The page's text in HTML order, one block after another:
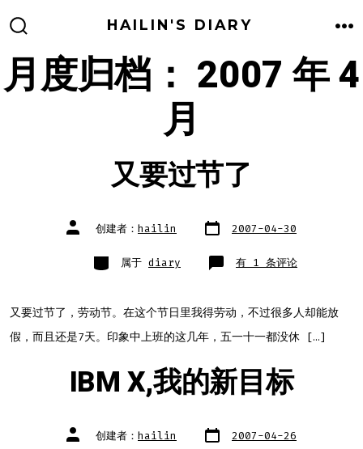
容
开
关
HAILIN'S DIARY
月度归档： 2007 年 4
月
又要过节了
文
章 创建者： hailin 文
章
2007-04-30
类
别 属于 diary 又
要
有 1 条评论
又要过节了，劳动节。在这个节日里我得劳动，不过很多人却能放
假，而且还是7天。印象中上班的这几年，五一十一都没休 […]
IBM X,我的新目标
文
章 创建者： hailin 文
章
2007-04-26